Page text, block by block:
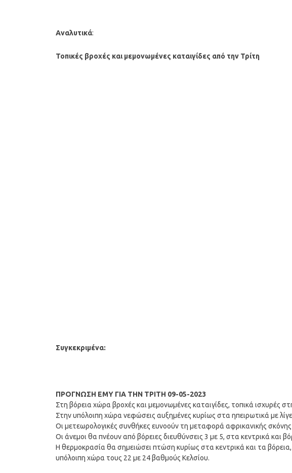
Αναλυτικά:
Τοπικές βροχές και μεμονωμένες καταιγίδες από την Τρίτη
Συγκεκριμένα:
ΠΡΟΓΝΩΣΗ ΕΜΥ ΓΙΑ ΤΗΝ ΤΡΙΤΗ 09-05-2023
Στη βόρεια χώρα βροχές και μεμονωμένες καταιγίδες, τοπικά ισχυρές
Στην υπόλοιπη χώρα νεφώσεις αυξημένες κυρίως στα ηπειρωτικά με
Οι μετεωρολογικές συνθήκες ευνοούν τη μεταφορά αφρικανικής
Οι άνεμοι θα πνέουν από βόρειες διευθύνσεις 3 με 5, στα κεντρικά και
Η θερμοκρασία θα σημειώσει πτώση κυρίως στα κεντρικά και τα
υπόλοιπη χώρα τους 22 με 24 βαθμούς Κελσίου.